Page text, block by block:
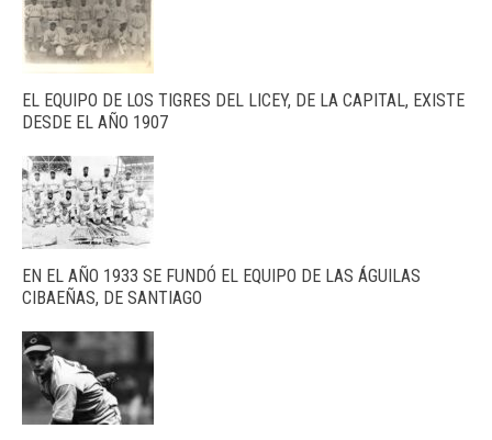
EL EQUIPO DE LOS TIGRES DEL LICEY, DE LA CAPITAL, EXISTE
DESDE EL AÑO 1907
EN EL AÑO 1933 SE FUNDÓ EL EQUIPO DE LAS ÁGUILAS
CIBAEÑAS, DE SANTIAGO